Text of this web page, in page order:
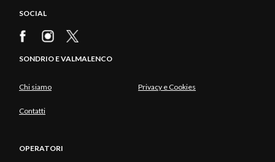
SOCIAL
SONDRIO E VALMALENCO
Chi siamo Privacy e Cookies
Contatti
OPERATORI